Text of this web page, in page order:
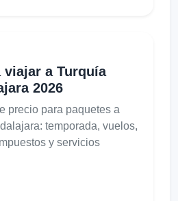
viajar a Turquía
2026
precio para paquetes a
temporada, vuelos,
y servicios